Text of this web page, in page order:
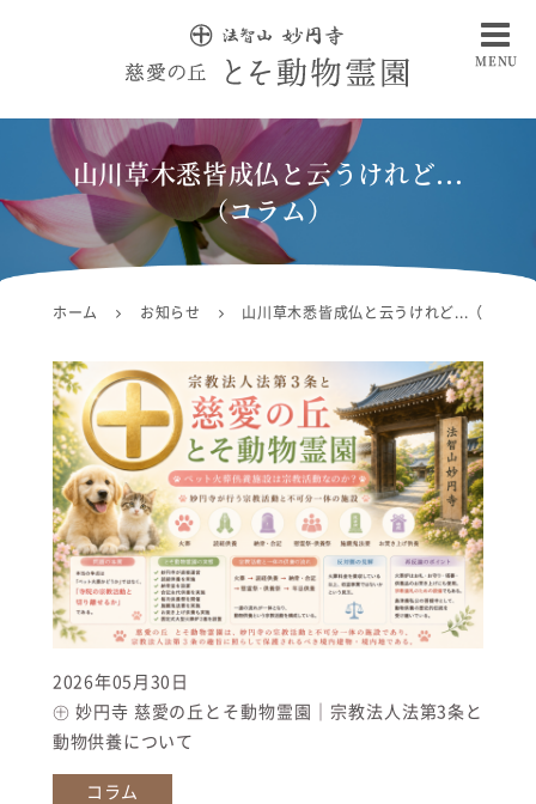
MENU
山川草木悉皆成仏と云うけれど...
（コラム）
ホーム お知らせ 山川草木悉皆成仏と云うけれど...（コラム
2026年05月30日
㊉ 妙円寺 慈愛の丘とそ動物霊園｜宗教法人法第3条と
動物供養について
コラム